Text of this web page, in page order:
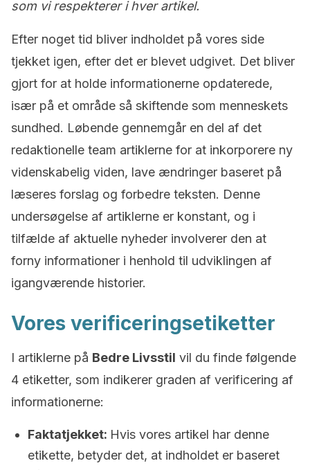
som vi respekterer i hver artikel.
Efter noget tid bliver indholdet på vores side
tjekket igen, efter det er blevet udgivet. Det bliver
gjort for at holde informationerne opdaterede,
især på et område så skiftende som menneskets
sundhed. Løbende gennemgår en del af det
redaktionelle team artiklerne for at inkorporere ny
videnskabelig viden, lave ændringer baseret på
læseres forslag og forbedre teksten. Denne
undersøgelse af artiklerne er konstant, og i
tilfælde af aktuelle nyheder involverer den at
forny informationer i henhold til udviklingen af
igangværende historier.
Vores verificeringsetiketter
I artiklerne på Bedre Livsstil vil du finde følgende
4 etiketter, som indikerer graden af verificering af
informationerne:
Faktatjekket: Hvis vores artikel har denne
etikette, betyder det, at indholdet er baseret